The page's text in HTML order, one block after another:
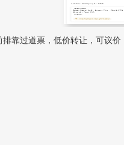
靠过道票，低价转让，可议价